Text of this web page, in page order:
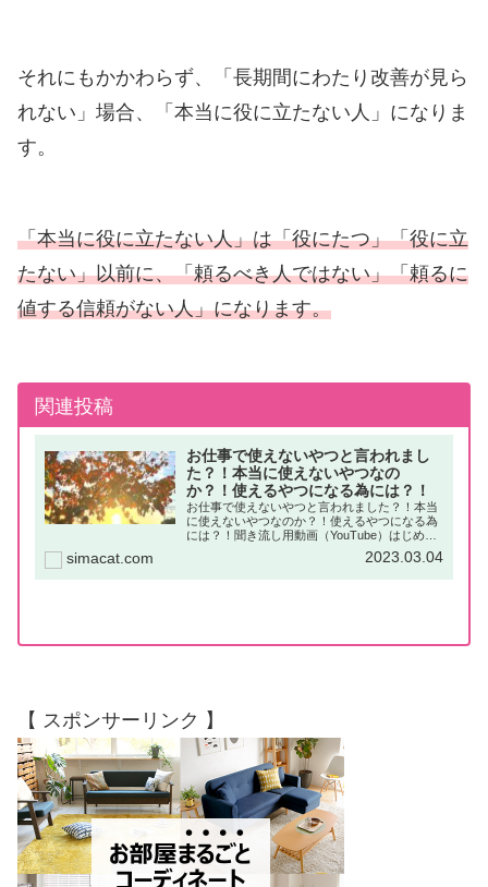
それにもかかわらず、「長期間にわたり改善が見ら
れない」場合、「本当に役に立たない人」になりま
す。
「本当に役に立たない人」は「役にたつ」「役に立
たない」以前に、「頼るべき人ではない」「頼るに
値する信頼がない人」になります。
関連投稿
お仕事で使えないやつと言われまし
た？！本当に使えないやつなの
か？！使えるやつになる為には？！
お仕事で使えないやつと言われました？！本当
に使えないやつなのか？！使えるやつになる為
には？！聞き流し用動画（YouTube）はじめに
お仕事をしていて、上司や先輩、同僚などから
「使えないやつ」と言われた事はないでしょう
か？「失礼な言葉」「悪い...
simacat.com 2023.03.04
【 スポンサーリンク 】